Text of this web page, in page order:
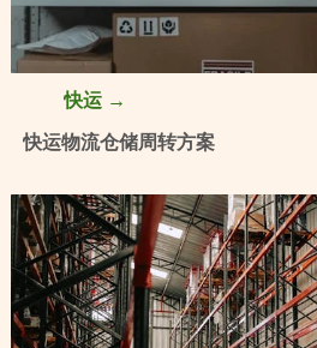
快运物流仓储周转方案
快运 →